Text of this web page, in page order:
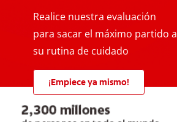
Realice nuestra evaluación
para sacar el máximo partido a
su rutina de cuidado
¡Empiece ya mismo!